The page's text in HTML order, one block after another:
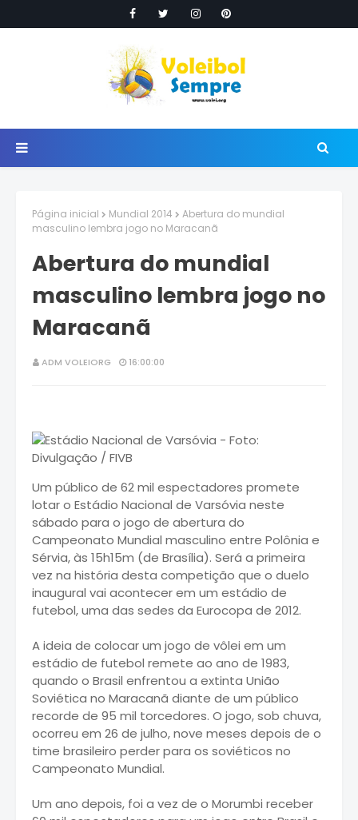
Página inicial Mundial 2014
Abertura do mundial
masculino lembra jogo no Maracanã
Abertura do mundial
masculino lembra jogo no
Maracanã
ADM VOLEIORG 16:00:00
Um público de 62 mil espectadores promete
lotar o Estádio Nacional de Varsóvia neste
sábado para o jogo de abertura do
Campeonato Mundial masculino entre Polônia e
Sérvia, às 15h15m (de Brasília). Será a primeira
vez na história desta competição que o duelo
inaugural vai acontecer em um estádio de
futebol, uma das sedes da Eurocopa de 2012.
A ideia de colocar um jogo de vôlei em um
estádio de futebol remete ao ano de 1983,
quando o Brasil enfrentou a extinta União
Soviética no Maracanã diante de um público
recorde de 95 mil torcedores. O jogo, sob chuva,
ocorreu em 26 de julho, nove meses depois de o
time brasileiro perder para os soviéticos no
Campeonato Mundial.
Um ano depois, foi a vez de o Morumbi receber